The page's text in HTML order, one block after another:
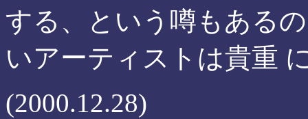
する、という噂もある
いアーティストは貴重
(2000.12.28)